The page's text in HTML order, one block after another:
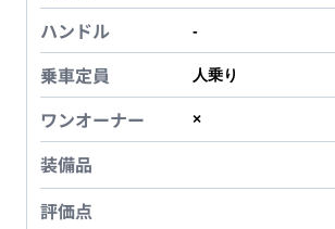
ハンドル
-
乗車定員 人乗り
ワンオーナー ×
装備品
評価点